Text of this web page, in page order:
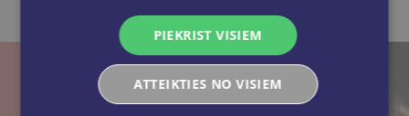
PIEKRIST VISIEM
ATTEIKTIES NO VISIEM